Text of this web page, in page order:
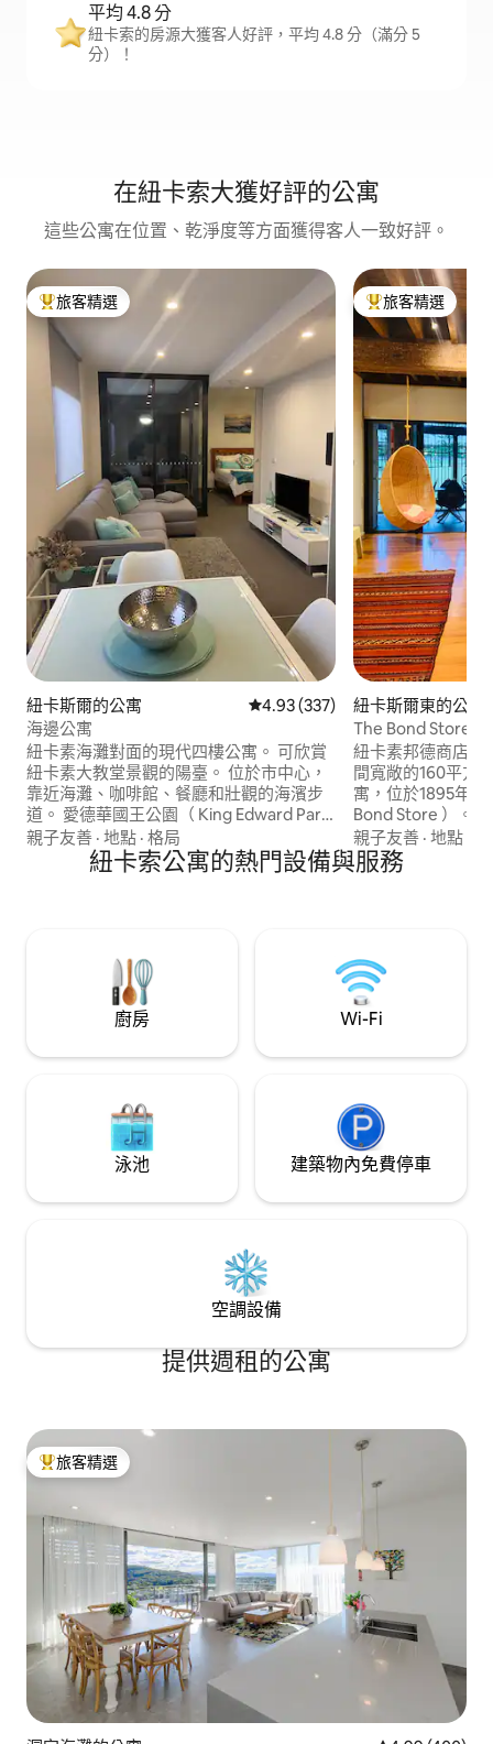
平均 4.8 分
紐卡索的房源大獲客人好評，平均 4.8 分（滿分 5
分）！
在紐卡索大獲好評的公寓
這些公寓在位置、乾淨度等方面獲得客人一致好評。
旅客精選榜首
旅客精選
紐卡斯爾的公寓 從 337 則評價中獲得 4.93 的平均
4.93 (337)
海邊公寓
紐卡素海灘對面的現代四樓公寓。 可欣賞
紐卡素大教堂景觀的陽臺。 位於市中心，
靠近海灘、咖啡館、餐廳和壯觀的海濱步
道。 愛德華國王公園（ King Edward Park
）、諾比海灘（ Nobby's Beach ）、港口
防波堤步道（ Harbour Breakwater Walk
）、燈塔（ Lighthouse ）和歷史悠久的斯
紐卡斯爾西部（ Newcastle West ）和紐
卡斯爾交匯處（ Newcastle Interchange
親子友善 · 地點 · 格局
旅客精選榜首
旅客精選
紐卡斯爾東的公寓
The Bond Store-
寓。
紐卡素邦德商店（
間寬敞的160平方
寓，位於1895年
Bond Store ）。
Foreshore Park
園、紐卡斯爾海
）、海洋浴室（
和設備精良的廚房
親子友善 ·地點
紐卡索公寓的熱門設備與服務
廚房 Wi-Fi
泳池 建築物內免費停車
空調設備
提供週租的公寓
旅客精選榜首
旅客精選